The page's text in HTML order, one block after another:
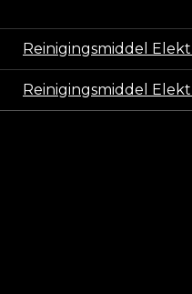
Reinigingsmiddel
Reinigingsmiddel